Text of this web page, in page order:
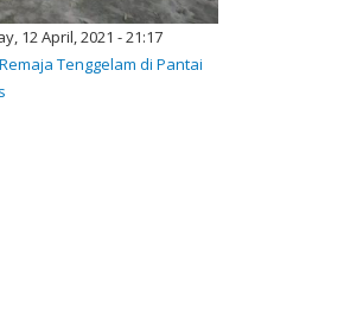
12 April, 2021 - 21:17
Tenggelam di Pantai